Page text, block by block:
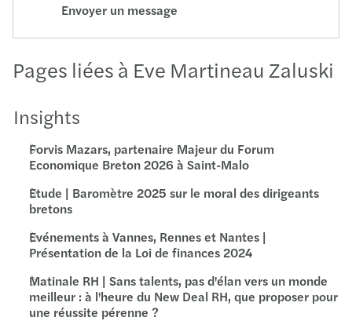
Envoyer un message
Pages liées à Eve Martineau Zaluski
Insights
Forvis Mazars, partenaire Majeur du Forum
Economique Breton 2026 à Saint-Malo
Etude | Baromètre 2025 sur le moral des dirigeants
bretons
Evénements à Vannes, Rennes et Nantes |
Présentation de la Loi de finances 2024
Matinale RH | Sans talents, pas d'élan vers un monde
meilleur : à l'heure du New Deal RH, que proposer pour
une réussite pérenne ?